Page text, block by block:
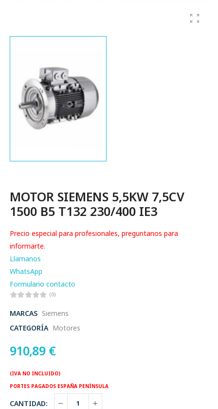
MOTOR SIEMENS 5,5KW 7,5CV
1500 B5 T132 230/400 IE3
Precio especial para profesionales, preguntanos para
informarte.
Llamanos
WhatsApp
Formulario contacto
(0)
MARCAS Siemens
CATEGORÍA Motores
910,89 €
(IVA NO INCLUIDO)
PORTES PAGADOS ESPAÑA PENÍNSULA
CANTIDAD: